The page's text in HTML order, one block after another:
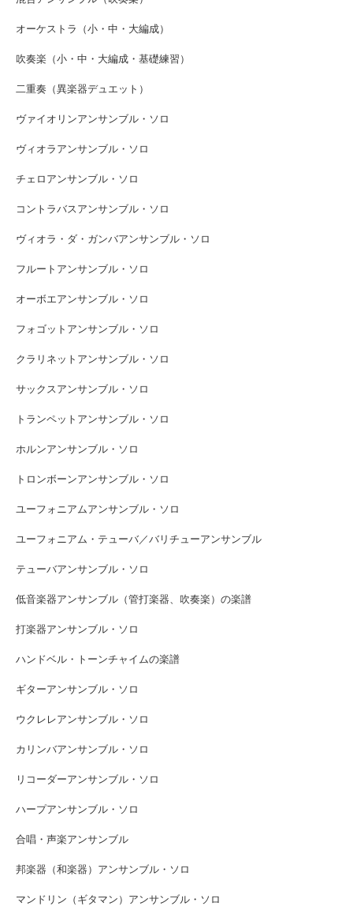
オーケストラ（小・中・大編成）
吹奏楽（小・中・大編成・基礎練習）
二重奏（異楽器デュエット）
ヴァイオリンアンサンブル・ソロ
ヴィオラアンサンブル・ソロ
チェロアンサンブル・ソロ
コントラバスアンサンブル・ソロ
ヴィオラ・ダ・ガンバアンサンブル・ソロ
フルートアンサンブル・ソロ
オーボエアンサンブル・ソロ
フォゴットアンサンブル・ソロ
クラリネットアンサンブル・ソロ
サックスアンサンブル・ソロ
トランペットアンサンブル・ソロ
ホルンアンサンブル・ソロ
トロンボーンアンサンブル・ソロ
ユーフォニアムアンサンブル・ソロ
ユーフォニアム・テューバ／バリチューアンサンブル
テューバアンサンブル・ソロ
低音楽器アンサンブル（管打楽器、吹奏楽）の楽譜
打楽器アンサンブル・ソロ
ハンドベル・トーンチャイムの楽譜
ギターアンサンブル・ソロ
ウクレレアンサンブル・ソロ
カリンバアンサンブル・ソロ
リコーダーアンサンブル・ソロ
ハープアンサンブル・ソロ
合唱・声楽アンサンブル
邦楽器（和楽器）アンサンブル・ソロ
マンドリン（ギタマン）アンサンブル・ソロ